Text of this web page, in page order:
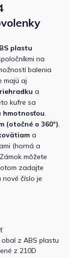
plastu
na
balenia
majú aj
a
kufre sa
hmotnosťou
(otočné o 360°)
a
(horná a
môžete
zadajte
číslo je
z ABS plastu
z 210D